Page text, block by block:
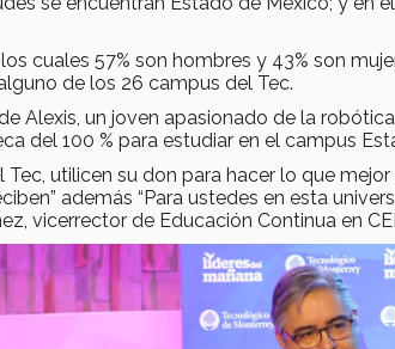
cuales 57% son hombres y 43% son
de los 26 campus del Tec.
Alexis, un joven apasionado de la
del 100 % para estudiar en el campus
Tec, utilicen su don para hacer lo que
además “Para ustedes en esta
vicerrector de Educación Continua en